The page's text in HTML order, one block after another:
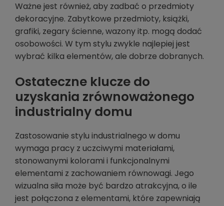
Ważne jest również, aby zadbać o przedmioty
dekoracyjne. Zabytkowe przedmioty, książki,
grafiki, zegary ścienne, wazony itp. mogą dodać
osobowości. W tym stylu zwykle najlepiej jest
wybrać kilka elementów, ale dobrze dobranych.
Ostateczne klucze do
uzyskania zrównoważonego
industrialny domu
Zastosowanie stylu industrialnego w domu
wymaga pracy z uczciwymi materiałami,
stonowanymi kolorami i funkcjonalnymi
elementami z zachowaniem równowagi. Jego
wizualna siła może być bardzo atrakcyjna, o ile
jest połączona z elementami, które zapewniają